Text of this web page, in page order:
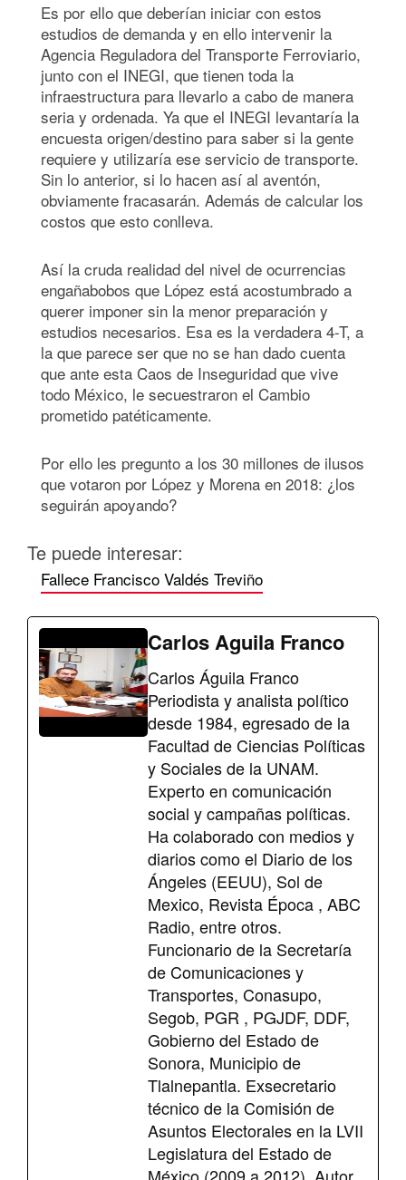
Es por ello que deberían iniciar con estos
estudios de demanda y en ello intervenir la
Agencia Reguladora del Transporte Ferroviario,
junto con el INEGI, que tienen toda la
infraestructura para llevarlo a cabo de manera
seria y ordenada. Ya que el INEGI levantaría la
encuesta origen/destino para saber si la gente
requiere y utilizaría ese servicio de transporte.
Sin lo anterior, si lo hacen así al aventón,
obviamente fracasarán. Además de calcular los
costos que esto conlleva.
Así la cruda realidad del nivel de ocurrencias
engañabobos que López está acostumbrado a
querer imponer sin la menor preparación y
estudios necesarios. Esa es la verdadera 4-T, a
la que parece ser que no se han dado cuenta
que ante esta Caos de Inseguridad que vive
todo México, le secuestraron el Cambio
prometido patéticamente.
Por ello les pregunto a los 30 millones de ilusos
que votaron por López y Morena en 2018: ¿los
seguirán apoyando?
Te puede interesar:
Fallece Francisco Valdés Treviño
Carlos Aguila Franco
Carlos Águila Franco
Periodista y analista político
desde 1984, egresado de la
Facultad de Ciencias Políticas
y Sociales de la UNAM.
Experto en comunicación
social y campañas políticas.
Ha colaborado con medios y
diarios como el Diario de los
Ángeles (EEUU), Sol de
Mexico, Revista Época , ABC
Radio, entre otros.
Funcionario de la Secretaría
de Comunicaciones y
Transportes, Conasupo,
Segob, PGR , PGJDF, DDF,
Gobierno del Estado de
Sonora, Municipio de
Tlalnepantla. Exsecretario
técnico de la Comisión de
Asuntos Electorales en la LVII
Legislatura del Estado de